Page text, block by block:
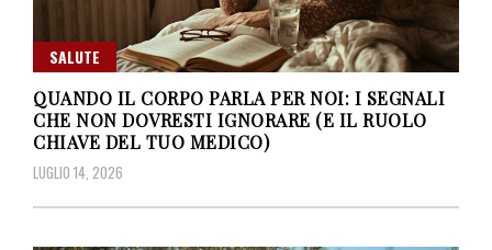
SALUTE
QUANDO IL CORPO PARLA PER NOI: I SEGNALI
CHE NON DOVRESTI IGNORARE (E IL RUOLO
CHIAVE DEL TUO MEDICO)
LUGLIO 14, 2026